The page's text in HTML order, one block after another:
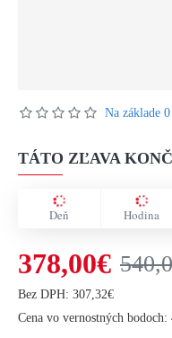
Na základe
TÁTO ZĽAVA
Deň Hodina
378,00€
Bez DPH: 307,32€
Cena vo vernostných bodoch: